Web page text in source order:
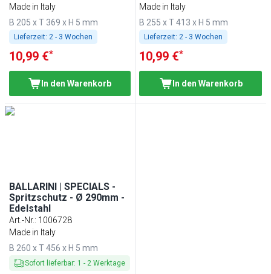
Made in Italy
B 205 x T 369 x H 5 mm
Lieferzeit: 2 - 3 Wochen
10,99 €*
In den Warenkorb
Made in Italy
B 255 x T 413 x H 5 mm
Lieferzeit: 2 - 3 Wochen
10,99 €*
In den Warenkorb
BALLARINI | SPECIALS -
Spritzschutz - Ø 290mm -
Edelstahl
Art.-Nr.: 1006728
Made in Italy
B 260 x T 456 x H 5 mm
Sofort lieferbar: 1 - 2 Werktage